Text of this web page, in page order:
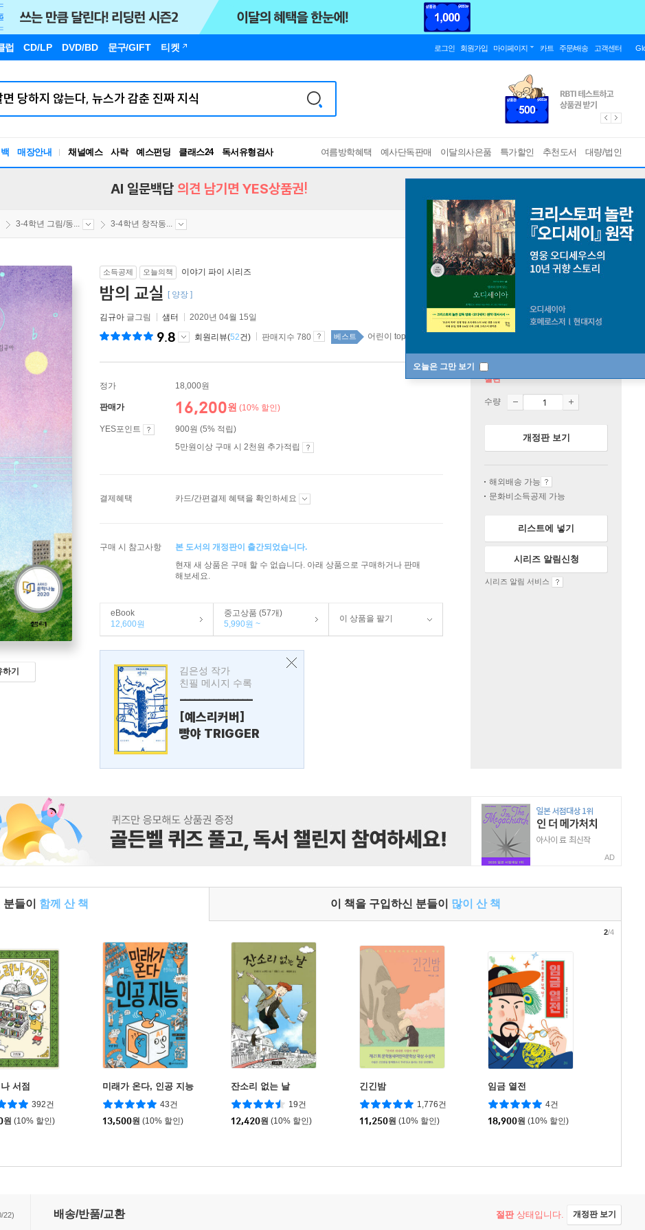
럽 CD/LP DVD/BD 문구/GIFT 티켓 로그인 회원가입 마이페이지 카트 주문/배송 고객센터
매장안내 채널예스 사락 예스펀딩 클래스24
독서유형검사
RBTI Lab
여름방학혜택 예사단독판매 이달의사은품 특가할인 추천도서 대량/법인
오늘은 그만 보기
AI 일문백답 의견 남기면 YES상품권!
3-4학년 그림/동... 3-4학년 창작동...
하기
소득공제 오늘의책 이야기 파이 시리즈
밤의 교실 [ 양장 ]
김규아 글그림 샘터 2020년 04월 15일
9.8 회원리뷰(52건) 판매지수 780 베스트 어린이 top100 3주
정가 18,000원
판매가 16,200원 (10% 할인)
YES포인트
900원 (5% 적립)
5만원이상 구매 시 2천원 추가적립
결제혜택 카드/간편결제 혜택을 확인하세요
구매 시 참고사항
본 도서의 개정판이 출간되었습니다.
현재 새 상품은 구매 할 수 없습니다. 아래 상품으로 구매하거나 판매
해보세요.
eBook
12,600원
중고상품 (57개)
5,990원 ~
이 상품을 팔기
김은성 작가
친필 메시지 수록
---------------
[예스리커버]
빵야 TRIGGER
절판
수량
개정판 보기
해외배송 가능
문화비소득공제 가능
리스트에 넣기
시리즈 알림신청
시리즈 알림 서비스
AD
들이 함께 산 책 이 책을 구입하신 분들이 많이 산 책
서점
392건
원 (10% 할인)
미래가 온다, 인공 지능
43건
13,500원 (10% 할인)
잔소리 없는 날
19건
12,420원 (10% 할인)
긴긴밤
1,776건
11,250원 (10% 할인)
임금 열전
4건
18,900원 (10% 할인)
2/4
22) 배송/반품/교환 절판상태입니다. 개정판 보기